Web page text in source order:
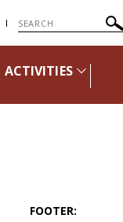
ACTIVITIES
FOOTER: